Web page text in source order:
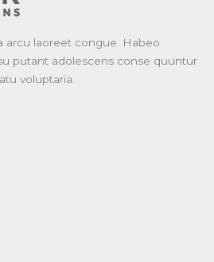
arcu laoreet congue. Habeo
putant adolescens conse quuntur
voluptaria.